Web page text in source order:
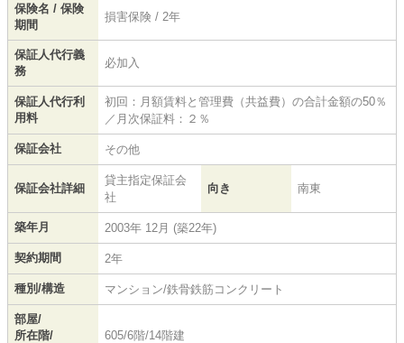
保険名 / 保険
期間
損害保険 / 2年
保証人代行義
務
必加入
保証人代行利
用料
初回：月額賃料と管理費（共益費）の合計金額の50％
／月次保証料：２％
保証会社 その他
保証会社詳細
貸主指定保証会
社
向き 南東
築年月 2003年 12月 (築22年)
契約期間 2年
種別/構造 マンション/鉄骨鉄筋コンクリート
部屋/
所在階/
605/6階/14階建